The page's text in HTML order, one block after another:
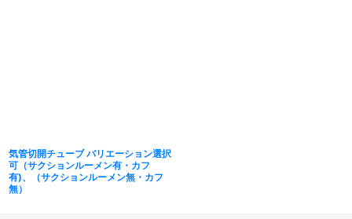
気管切開チューブ バリエーション選択
可（サクションルーメン有・カフ
有)、（サクションルーメン無・カフ
無）